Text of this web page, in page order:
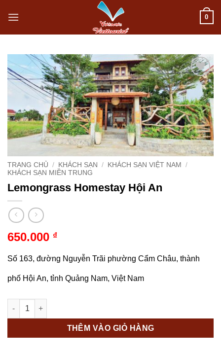
dung
0
Add to
wishlist
TRANG CHỦ / KHÁCH SẠN / KHÁCH SẠN VIỆT NAM
/
KHÁCH SẠN MIỀN TRUNG
Lemongrass Homestay Hội An
650.000 ₫
Số 163, đường Nguyễn Trãi phường Cẩm Châu, thành
phố Hội An, tỉnh Quảng Nam, Việt Nam
Lemongrass Homestay Hội An số lượng
THÊM VÀO GIỎ HÀNG